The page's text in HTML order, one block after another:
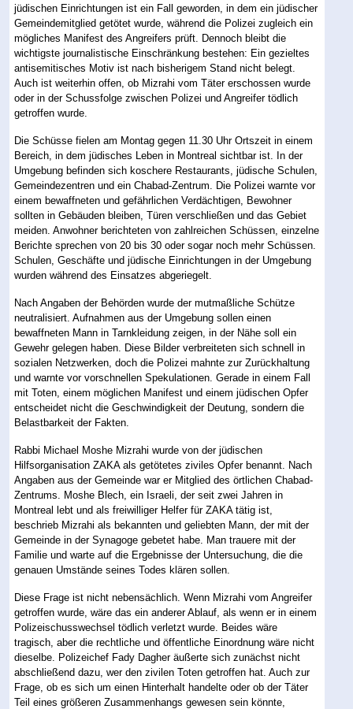
jüdischen Einrichtungen ist ein Fall geworden, in dem ein jüdischer
Gemeindemitglied getötet wurde, während die Polizei zugleich ein
mögliches Manifest des Angreifers prüft. Dennoch bleibt die
wichtigste journalistische Einschränkung bestehen: Ein gezieltes
antisemitisches Motiv ist nach bisherigem Stand nicht belegt.
Auch ist weiterhin offen, ob Mizrahi vom Täter erschossen wurde
oder in der Schussfolge zwischen Polizei und Angreifer tödlich
getroffen wurde.
Die Schüsse fielen am Montag gegen 11.30 Uhr Ortszeit in einem
Bereich, in dem jüdisches Leben in Montreal sichtbar ist. In der
Umgebung befinden sich koschere Restaurants, jüdische Schulen,
Gemeindezentren und ein Chabad-Zentrum. Die Polizei warnte vor
einem bewaffneten und gefährlichen Verdächtigen, Bewohner
sollten in Gebäuden bleiben, Türen verschließen und das Gebiet
meiden. Anwohner berichteten von zahlreichen Schüssen, einzelne
Berichte sprechen von 20 bis 30 oder sogar noch mehr Schüssen.
Schulen, Geschäfte und jüdische Einrichtungen in der Umgebung
wurden während des Einsatzes abgeriegelt.
Nach Angaben der Behörden wurde der mutmaßliche Schütze
neutralisiert. Aufnahmen aus der Umgebung sollen einen
bewaffneten Mann in Tarnkleidung zeigen, in der Nähe soll ein
Gewehr gelegen haben. Diese Bilder verbreiteten sich schnell in
sozialen Netzwerken, doch die Polizei mahnte zur Zurückhaltung
und warnte vor vorschnellen Spekulationen. Gerade in einem Fall
mit Toten, einem möglichen Manifest und einem jüdischen Opfer
entscheidet nicht die Geschwindigkeit der Deutung, sondern die
Belastbarkeit der Fakten.
Rabbi Michael Moshe Mizrahi wurde von der jüdischen
Hilfsorganisation ZAKA als getötetes ziviles Opfer benannt. Nach
Angaben aus der Gemeinde war er Mitglied des örtlichen Chabad-
Zentrums. Moshe Blech, ein Israeli, der seit zwei Jahren in
Montreal lebt und als freiwilliger Helfer für ZAKA tätig ist,
beschrieb Mizrahi als bekannten und geliebten Mann, der mit der
Gemeinde in der Synagoge gebetet habe. Man trauere mit der
Familie und warte auf die Ergebnisse der Untersuchung, die die
genauen Umstände seines Todes klären sollen.
Diese Frage ist nicht nebensächlich. Wenn Mizrahi vom Angreifer
getroffen wurde, wäre das ein anderer Ablauf, als wenn er in einem
Polizeischusswechsel tödlich verletzt wurde. Beides wäre
tragisch, aber die rechtliche und öffentliche Einordnung wäre nicht
dieselbe. Polizeichef Fady Dagher äußerte sich zunächst nicht
abschließend dazu, wer den zivilen Toten getroffen hat. Auch zur
Frage, ob es sich um einen Hinterhalt handelte oder ob der Täter
Teil eines größeren Zusammenhangs gewesen sein könnte,